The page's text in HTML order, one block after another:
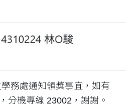
務處通知領獎事宜，如有
分機專線 23002，謝謝。